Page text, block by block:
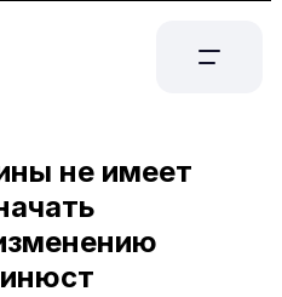
не имеет